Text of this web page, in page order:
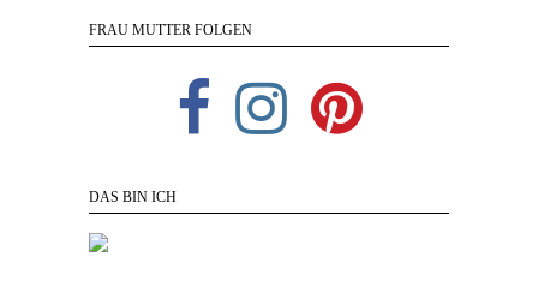
FRAU MUTTER FOLGEN
DAS BIN ICH